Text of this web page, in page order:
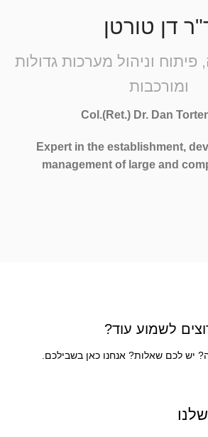
דן טורטן
וניהול מערכות גדולות
ומורכבות
Col.(Ret.) Dr. Dan
Expert in the establishment,
management of large and
לשמוע עוד?
יש לכם שאלות? אנחנו כאן בשבילכם.